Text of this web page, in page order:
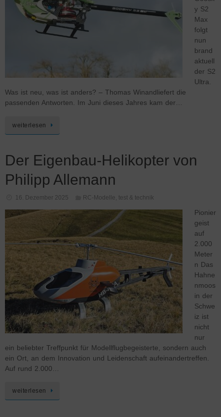
y S2
Max
folgt
nun
brand
aktuell
der S2
Ultra.
Was ist neu, was ist anders? – Thomas Winandliefert die
passenden Antworten. Im Juni dieses Jahres kam der…
weiterlesen
Der Eigenbau-Helikopter von
Philipp Allemann
16. Dezember 2025 RC-Modelle, test & technik
Pionier
geist
auf
2.000
Meter
n Das
Hahne
nmoos
in der
Schwe
iz ist
nicht
nur
ein beliebter Treffpunkt für Modellflugbegeisterte, sondern auch
ein Ort, an dem Innovation und Leidenschaft aufeinandertreffen.
Auf rund 2.000…
weiterlesen